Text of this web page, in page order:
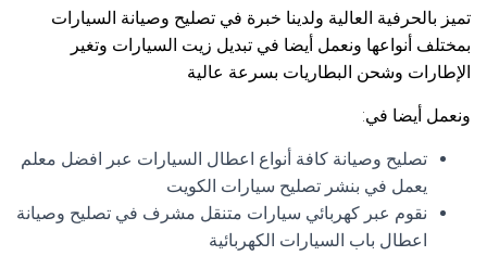
تميز بالحرفية العالية ولدينا خبرة في تصليح وصيانة السيارات
بمختلف أنواعها ونعمل أيضا في تبديل زيت السيارات وتغير
الإطارات وشحن البطاريات بسرعة عالية
ونعمل أيضا في:
تصليح وصيانة كافة أنواع اعطال السيارات عبر افضل معلم
يعمل في بنشر تصليح سيارات الكويت
نقوم عبر كهربائي سيارات متنقل مشرف في تصليح وصيانة
اعطال باب السيارات الكهربائية